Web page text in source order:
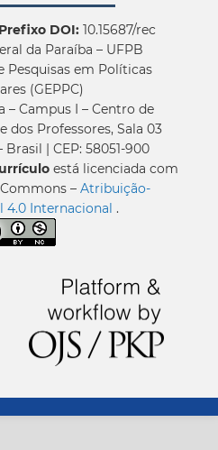
Prefixo DOI:10.15687/rec
da Paraíba – UFPB
Pesquisas em Políticas
(GEPPC)
– Campus I – Centro de
dos Professores, Sala 03
Brasil | CEP: 58051-900
está licenciada com
– Atribuição-
4.0 Internacional .